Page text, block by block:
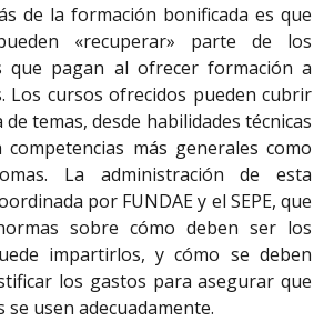
de la formación bonificada es que
«recuperar» parte de los
que pagan al ofrecer formación a
Los cursos ofrecidos pueden cubrir
temas, desde habilidades técnicas
competencias más generales como
La administración de esta
por FUNDAE y el SEPE, que
sobre cómo deben ser los
impartirlos, y cómo se deben
los gastos para asegurar que
se usen adecuadamente.